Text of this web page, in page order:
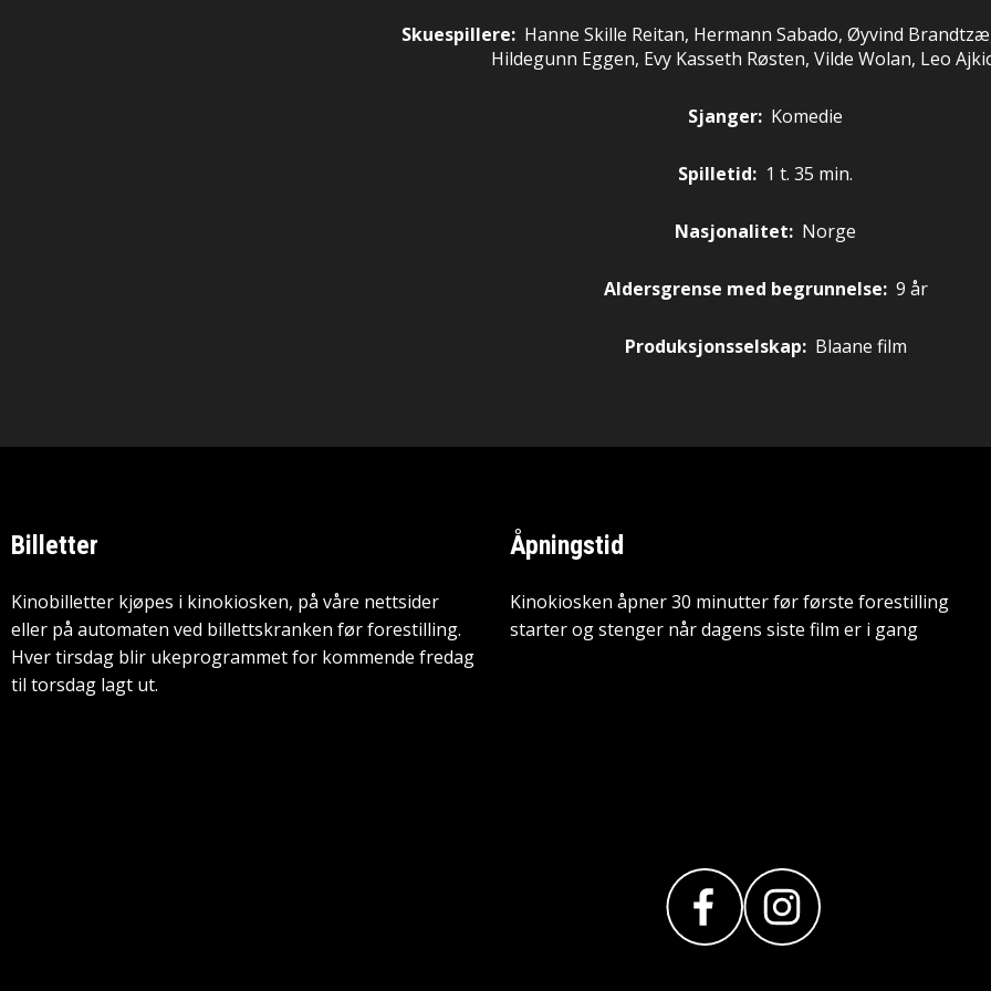
Skuespillere: Hanne Skille Reitan, Hermann Sabado, Øyvind
Hildegunn Eggen, Evy Kasseth Røsten, Vilde Wolan, Leo
Sjanger: Komedie
Spilletid: 1 t. 35 min.
Nasjonalitet: Norge
Aldersgrense med begrunnelse: 9 år
Produksjonsselskap: Blaane film
Billetter
Kinobilletter kjøpes i kinokiosken, på våre nettsider
eller på automaten ved billettskranken før forestilling.
Hver tirsdag blir ukeprogrammet for kommende fredag
til torsdag lagt ut.
Åpningstid
Kinokiosken åpner 30 minutter før første forestilling
starter og stenger når dagens siste film er i gang